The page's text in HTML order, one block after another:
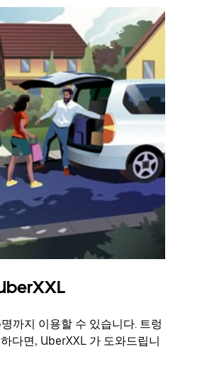
까지 이용할 수 있습니다. 트렁
다면, UberXXL 가 도와드립니